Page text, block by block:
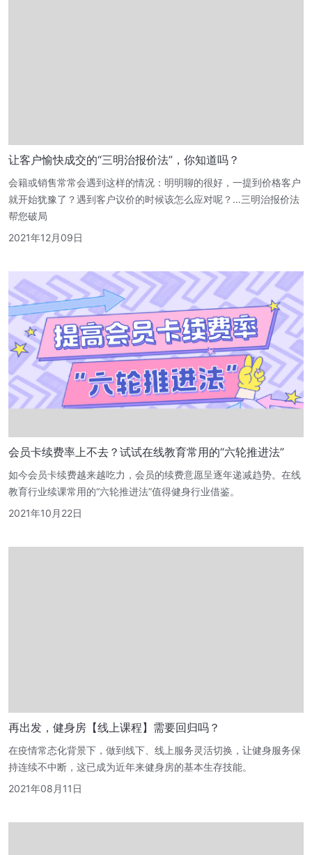
让客户愉快成交的“三明治报价法”，你知道吗？
会籍或销售常常会遇到这样的情况：明明聊的很好，一提到价格客户
就开始犹豫了？遇到客户议价的时候该怎么应对呢？…三明治报价法
帮您破局
2021年12月09日
会员卡续费率上不去？试试在线教育常用的“六轮推进法”
如今会员卡续费越来越吃力，会员的续费意愿呈逐年递减趋势。在线
教育行业续课常用的“六轮推进法”值得健身行业借鉴。
2021年10月22日
再出发，健身房【线上课程】需要回归吗？
在疫情常态化背景下，做到线下、线上服务灵活切换，让健身服务保
持连续不中断，这已成为近年来健身房的基本生存技能。
2021年08月11日